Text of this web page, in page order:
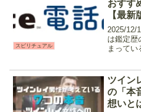
スピリチュアル
おすす
【最新
2025/12/
は鑑定歴
まってい
で、悩み
いのが
ツイン
の「本
想いと